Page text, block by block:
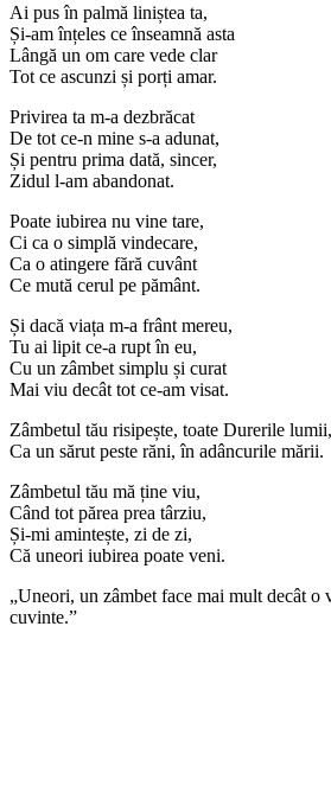
Ai pus în palmă liniștea ta,
Și-am înțeles ce înseamnă asta
Lângă un om care vede clar
Tot ce ascunzi și porți amar.
Privirea ta m-a dezbrăcat
De tot ce-n mine s-a adunat,
Și pentru prima dată, sincer,
Zidul l-am abandonat.
Poate iubirea nu vine tare,
Ci ca o simplă vindecare,
Ca o atingere fără cuvânt
Ce mută cerul pe pământ.
Și dacă viața m-a frânt mereu,
Tu ai lipit ce-a rupt în eu,
Cu un zâmbet simplu și curat
Mai viu decât tot ce-am visat.
Zâmbetul tău risipește, toate Durerile lumii,
Ca un sărut peste răni, în adâncurile mării.
Zâmbetul tău mă ține viu,
Când tot părea prea târziu,
Și-mi amintește, zi de zi,
Că uneori iubirea poate veni.
„Uneori, un zâmbet face mai mult decât o
cuvinte.”